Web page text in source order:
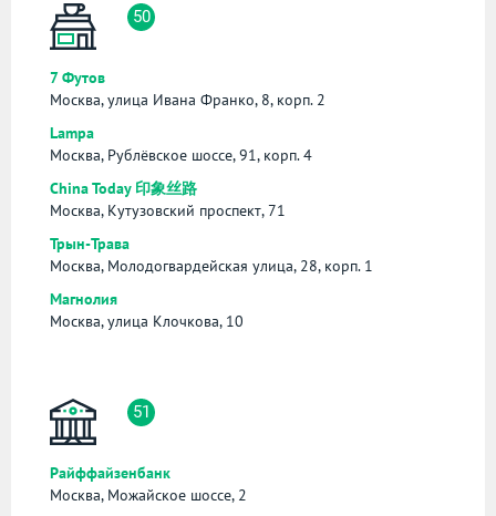
50
7 Футов
Москва, улица Ивана Франко, 8, корп. 2
Lampa
Москва, Рублёвское шоссе, 91, корп. 4
China Today 印象丝路
Москва, Кутузовский проспект, 71
Трын-Трава
Москва, Молодогвардейская улица, 28, корп. 1
Магнолия
Москва, улица Клочкова, 10
51
Райффайзенбанк
Москва, Можайское шоссе, 2